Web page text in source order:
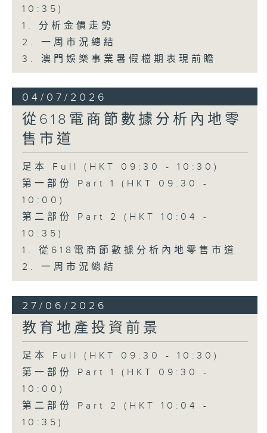
10:35)
1. 分析金價走勢
2. 一周市況總結
3. 澳門娛樂事業暑假檔期表現前瞻
04/07/2026
從618電商節數據分析內地零
售市道
足本 Full (HKT 09:30 - 10:30)
第一部份 Part 1 (HKT 09:30 -
10:00)
第二部份 Part 2 (HKT 10:04 -
10:35)
1. 從618電商節數據分析內地零售市道
2. 一周市況總結
27/06/2026
教育地產投資前景
足本 Full (HKT 09:30 - 10:30)
第一部份 Part 1 (HKT 09:30 -
10:00)
第二部份 Part 2 (HKT 10:04 -
10:35)